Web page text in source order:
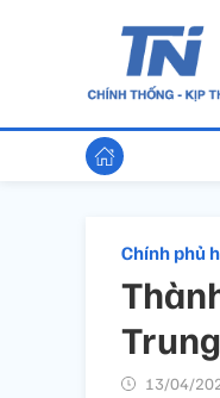
Chính phủ
13/04/